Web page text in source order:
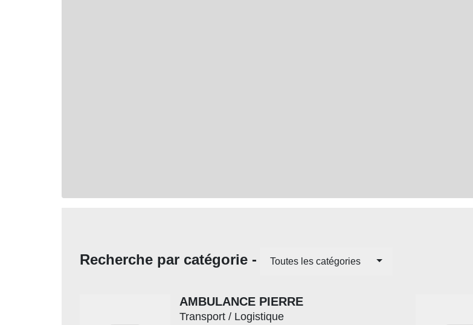
Recherche par catégorie - Toutes les catégories
AMBULANCE PIERRE
Transport / Logistique